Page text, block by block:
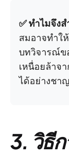
✅ ทำไมจึง
สมอาจทำใ
บทวิจารณ์ข
เหนื่อยล้าจ
ได้อย่างชา
3. วิธี